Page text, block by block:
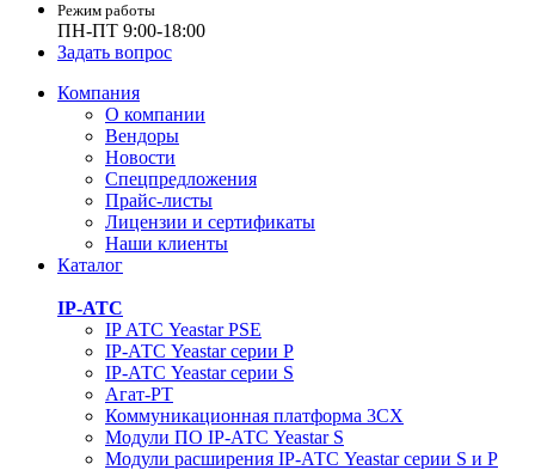
Режим работы
ПН-ПТ 9:00-18:00
Задать вопрос
Компания
О компании
Вендоры
Новости
Спецпредложения
Прайс-листы
Лицензии и сертификаты
Наши клиенты
Каталог
IP-АТС
IP АТС Yeastar PSE
IP-АТС Yeastar серии P
IP-АТС Yeastar серии S
Агат-РТ
Коммуникационная платформа 3CX
Модули ПО IP-АТС Yeastar S
Модули расширения IP-АТС Yeastar серии S и P